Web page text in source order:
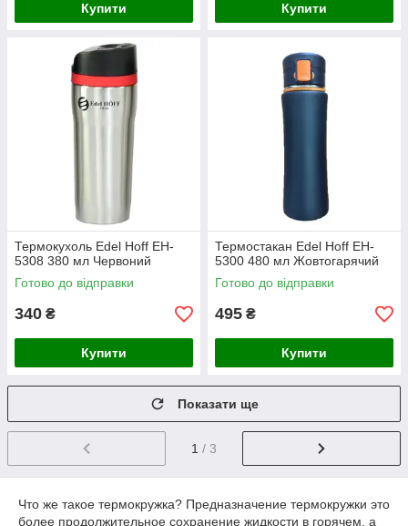
Купити Купити
Термокухоль Edel Hoff EH-
5308 380 мл Червоний
Готово до відправки
340 ₴
Купити
Термостакан Edel Hoff EH-
5300 480 мл Жовтогарячий
Готово до відправки
495 ₴
Купити
Показати ще
1 / 3
Что же такое термокружка? Предназначение термокружки это
более продолжительное сохранение жидкости в горячем, а